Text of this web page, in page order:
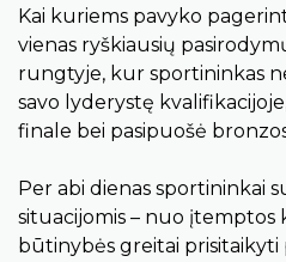
Kai kuriems pavyko
vienas ryškiausių
rungtyje, kur sportininkas
savo lyderystę
finale bei pasipuošė
Per abi dienas sportininkai
situacijomis – nuo įtemptos
būtinybės greitai